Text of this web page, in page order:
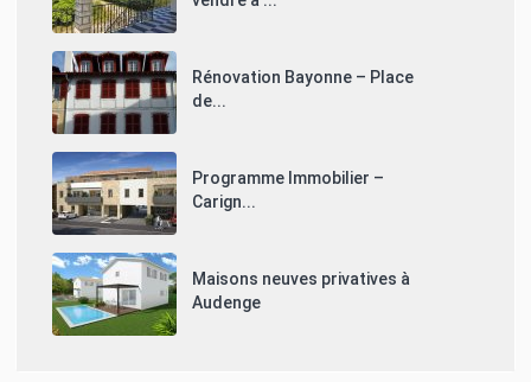
Rénovation Bayonne – Place
de...
Programme Immobilier –
Carign...
Maisons neuves privatives à
Audenge